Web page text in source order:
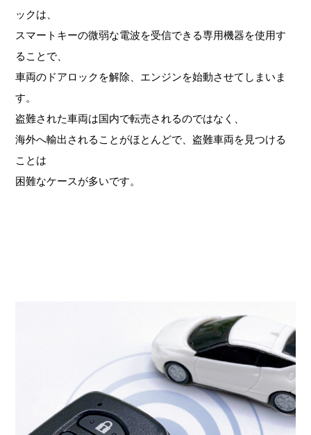
ックは、
スマートキーの微弱な電波を受信できる専用機器を使用す
ることで、
車両のドアロックを解除、エンジンを始動させてしまいま
す。
盗難された車両は国内で転売されるのではなく、
海外へ輸出されることがほとんどで、盗難車両を見つける
ことは
困難なケースが多いです。